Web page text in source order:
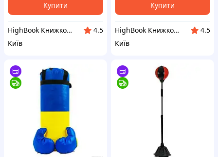
Купити
HighBook Книжкова крамниця
4.5
Київ
Купити
HighBook Книжкова крамниця
4.5
Київ